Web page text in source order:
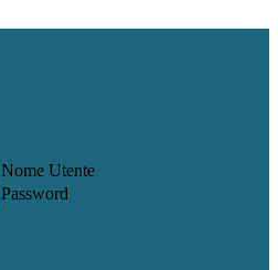
Nome Utente
Password